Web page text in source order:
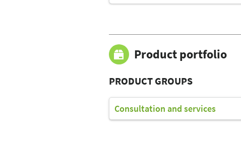
Product portfolio
PRODUCT GROUPS
Consultation and services